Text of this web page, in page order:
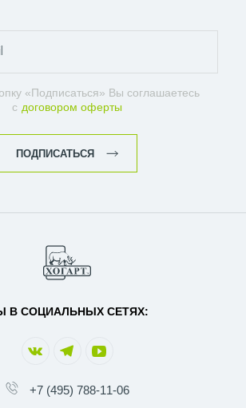
«Подписаться» Вы соглашаетесь
с договором оферты
ПОДПИСАТЬСЯ
В СОЦИАЛЬНЫХ СЕТЯХ:
+7 (495) 788-11-06